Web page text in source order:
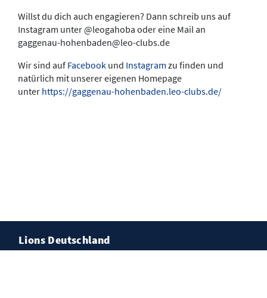
Willst du dich auch engagieren? Dann schreib uns auf
Instagram unter @leogahoba oder eine Mail an
gaggenau-hohenbaden@leo-clubs.de
Wir sind auf Facebook und Instagram zu finden und
natürlich mit unserer eigenen Homepage
unter https://gaggenau-hohenbaden.leo-clubs.de/
Lions Deutschland